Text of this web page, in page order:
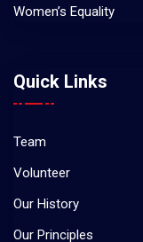
Women’s Equality
Quick Links
Team
Volunteer
Our History
Our Principles